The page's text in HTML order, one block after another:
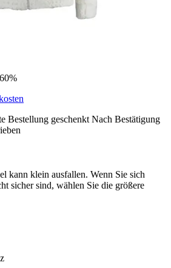
Bestellung geschenkt Nach Bestätigung
kann klein ausfallen. Wenn Sie sich
sicher sind, wählen Sie die größere